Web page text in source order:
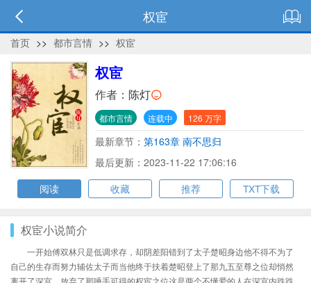
权宦
首页 >> 都市言情 >> 权宦
权宦
作者： 陈灯
都市言情 连载中 126 万字
最新章节： 第163章 南不思归
最后更新：2023-11-22 17:06:16
阅读
收藏 推荐 TXT下载
权宦小说简介
一开始傅双林只是低调求存，却阴差阳错到了太子楚昭身边他不得不为了
自己的生存而努力辅佐太子而当他终于扶着楚昭登上了那九五至尊之位却悄然
离开了深宫，放弃了那唾手可得的权宦之位这是两个不懂爱的人在深宫内跌跌